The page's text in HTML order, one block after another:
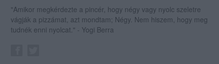
"Amikor megkérdezte a pincér, hogy négy vagy nyolc szeletre
vágják a pizzámat, azt mondtam; Négy. Nem hiszem, hogy meg
tudnék enni nyolcat." - Yogi Berra